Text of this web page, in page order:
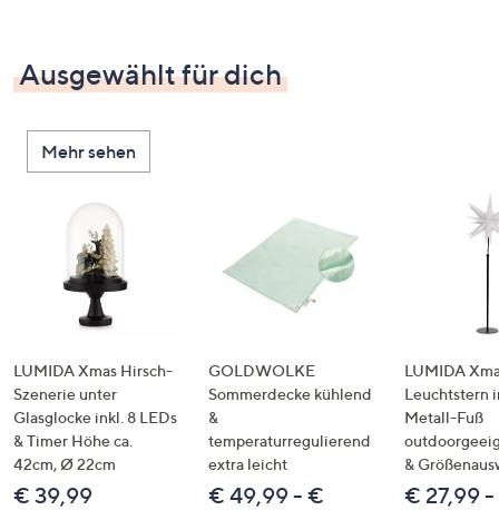
Ausgewählt für dich
Mehr sehen
LUMIDA Xmas Hirsch-
Szenerie unter
Glasglocke inkl. 8 LEDs
& Timer Höhe ca.
42cm, Ø 22cm
€ 39,99
GOLDWOLKE
Sommerdecke kühlend
&
temperaturregulierend
extra leicht
€ 49,99 - €
LUMIDA
Leuchtstern
Metall-Fuß
&
€ 27,99